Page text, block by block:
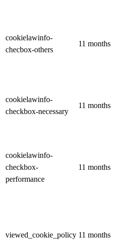
cookielawinfo-
checbox-others
11 months
cookielawinfo-
checkbox-necessary
11 months
cookielawinfo-
checkbox-
performance
11 months
viewed_cookie_policy 11 months